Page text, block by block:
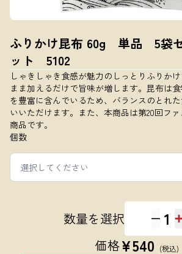
ふりかけ昆布 60g 単品 5袋
ット 5102
しゃきしゃき食感が魅力のしっとりふりか
まま加えるだけで旨味が増します。昆布は
を豊富に含んでいるため、バランスのとれ
いいただけます。また、本商品は第20回フ
商品です。
個数
選択してください
数量を選択 1
価格¥540 (税込)